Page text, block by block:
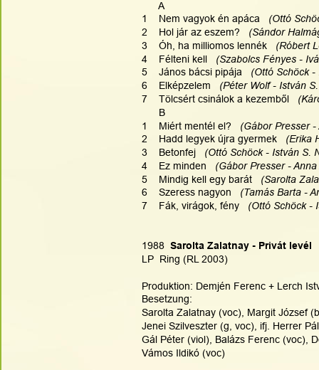
      A
1    Nem vagyok én apáca
(Ottó
2    Hol jár az eszem? (Sándor
3    Óh, ha milliomos lennék
(Róbert
4    Félteni kell (Szabolcs Fényes -
5    János bácsi pipája (Ottó Schöck -
6    Elképzelem (Péter Wolf - István
7    Tölcsért csinálok a kezemből
      B
1    Miért mentél el? (Gábor Presser -
2    Hadd legyek újra gyermek
(Erika
3    Betonfej (Ottó Schöck - István S.
4    Ez minden
(Gábor Presser -
5    Mindig kell egy barát (Sarolta
6    Szeress nagyon (Tamás Barta -
7    Fák, virágok, fény (Ottó Schöck -
1988
  Sarolta Zalatnay - Privát levél
LP  Ring (RL 2003)
Produktion: Demjén Ferenc + Lerch
Besetzung:
Sarolta Zalatnay (voc), Margit József
Jenei Szilveszter (g, voc), ifj. Herrer
Gál Péter (viol), Balázs Ferenc (voc),
Vámos Ildikó (voc)